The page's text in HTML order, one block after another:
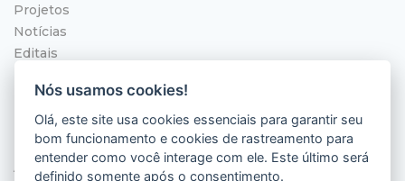
Projetos
Notícias
Editais
Localização
Hospital Universitário Onofre Lopes - HUOL
Av. Nilo Peçanha, 620 - Petrópolis
Nós usamos cookies!
Olá, este site usa cookies essenciais para garantir seu
bom funcionamento e cookies de rastreamento para
entender como você interage com ele. Este último será
definido somente após o consentimento.